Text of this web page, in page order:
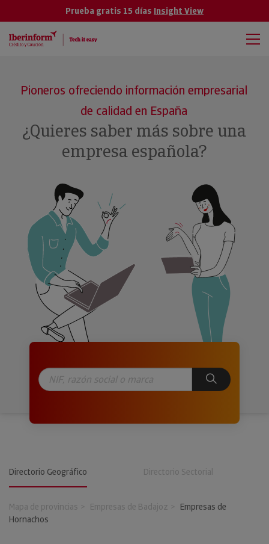
Prueba gratis 15 días Insight View
Pioneros ofreciendo información empresarial
de calidad en España
¿Quieres saber más sobre una
empresa española?
Directorio Geográfico Directorio Sectorial
Mapa de provincias Empresas de Badajoz
Empresas de
Hornachos